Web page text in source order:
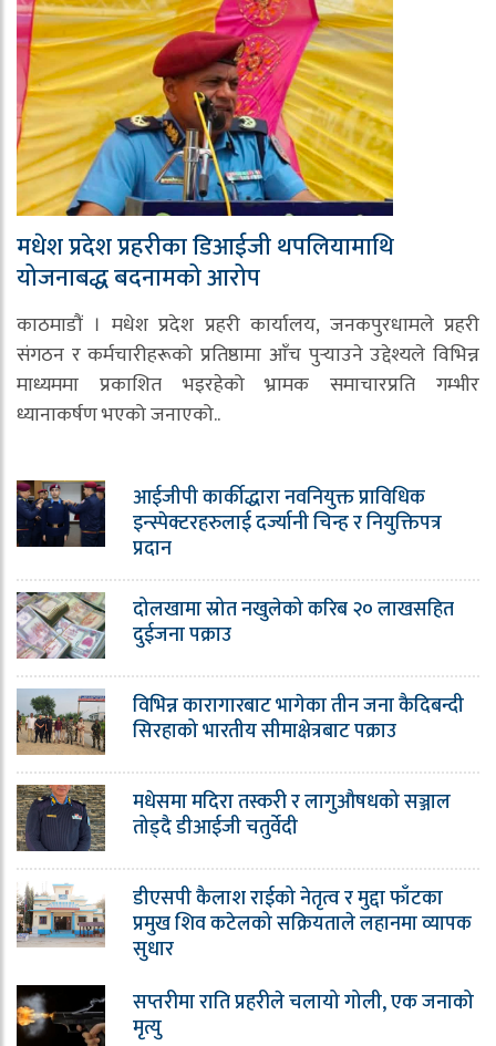
मधेश प्रदेश प्रहरीका डिआईजी थपलियामाथि
योजनाबद्ध बदनामको आरोप
काठमाडौं । मधेश प्रदेश प्रहरी कार्यालय, जनकपुरधामले प्रहरी
संगठन र कर्मचारीहरूको प्रतिष्ठामा आँच पुर्‍याउने उद्देश्यले विभिन्न
माध्यममा प्रकाशित भइरहेको भ्रामक समाचारप्रति गम्भीर
ध्यानाकर्षण भएको जनाएको..
आईजीपी कार्कीद्धारा नवनियुक्त प्राविधिक
इन्स्पेक्टरहरुलाई दर्ज्यानी चिन्ह र नियुक्तिपत्र
प्रदान
दोलखामा स्रोत नखुलेको करिब २० लाखसहित
दुईजना पक्राउ
विभिन्न कारागारबाट भागेका तीन जना कैदिबन्दी
सिरहाको भारतीय सीमाक्षेत्रबाट पक्राउ
मधेसमा मदिरा तस्करी र लागुऔषधको सञ्जाल
तोड्दै डीआईजी चतुर्वेदी
डीएसपी कैलाश राईको नेतृत्व र मुद्दा फाँटका
प्रमुख शिव कटेलको सक्रियताले लहानमा व्यापक
सुधार
सप्तरीमा राति प्रहरीले चलायो गोली, एक जनाको
मृत्यु